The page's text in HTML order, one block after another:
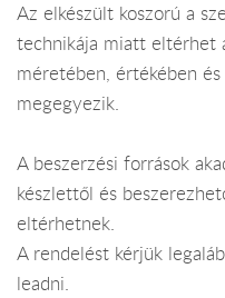
Az elkészült koszorú a
technikája miatt eltérhet
méretében, értékében
megegyezik.
A beszerzési források
készlettől és
eltérhetnek.
A rendelést kérjük
leadni.